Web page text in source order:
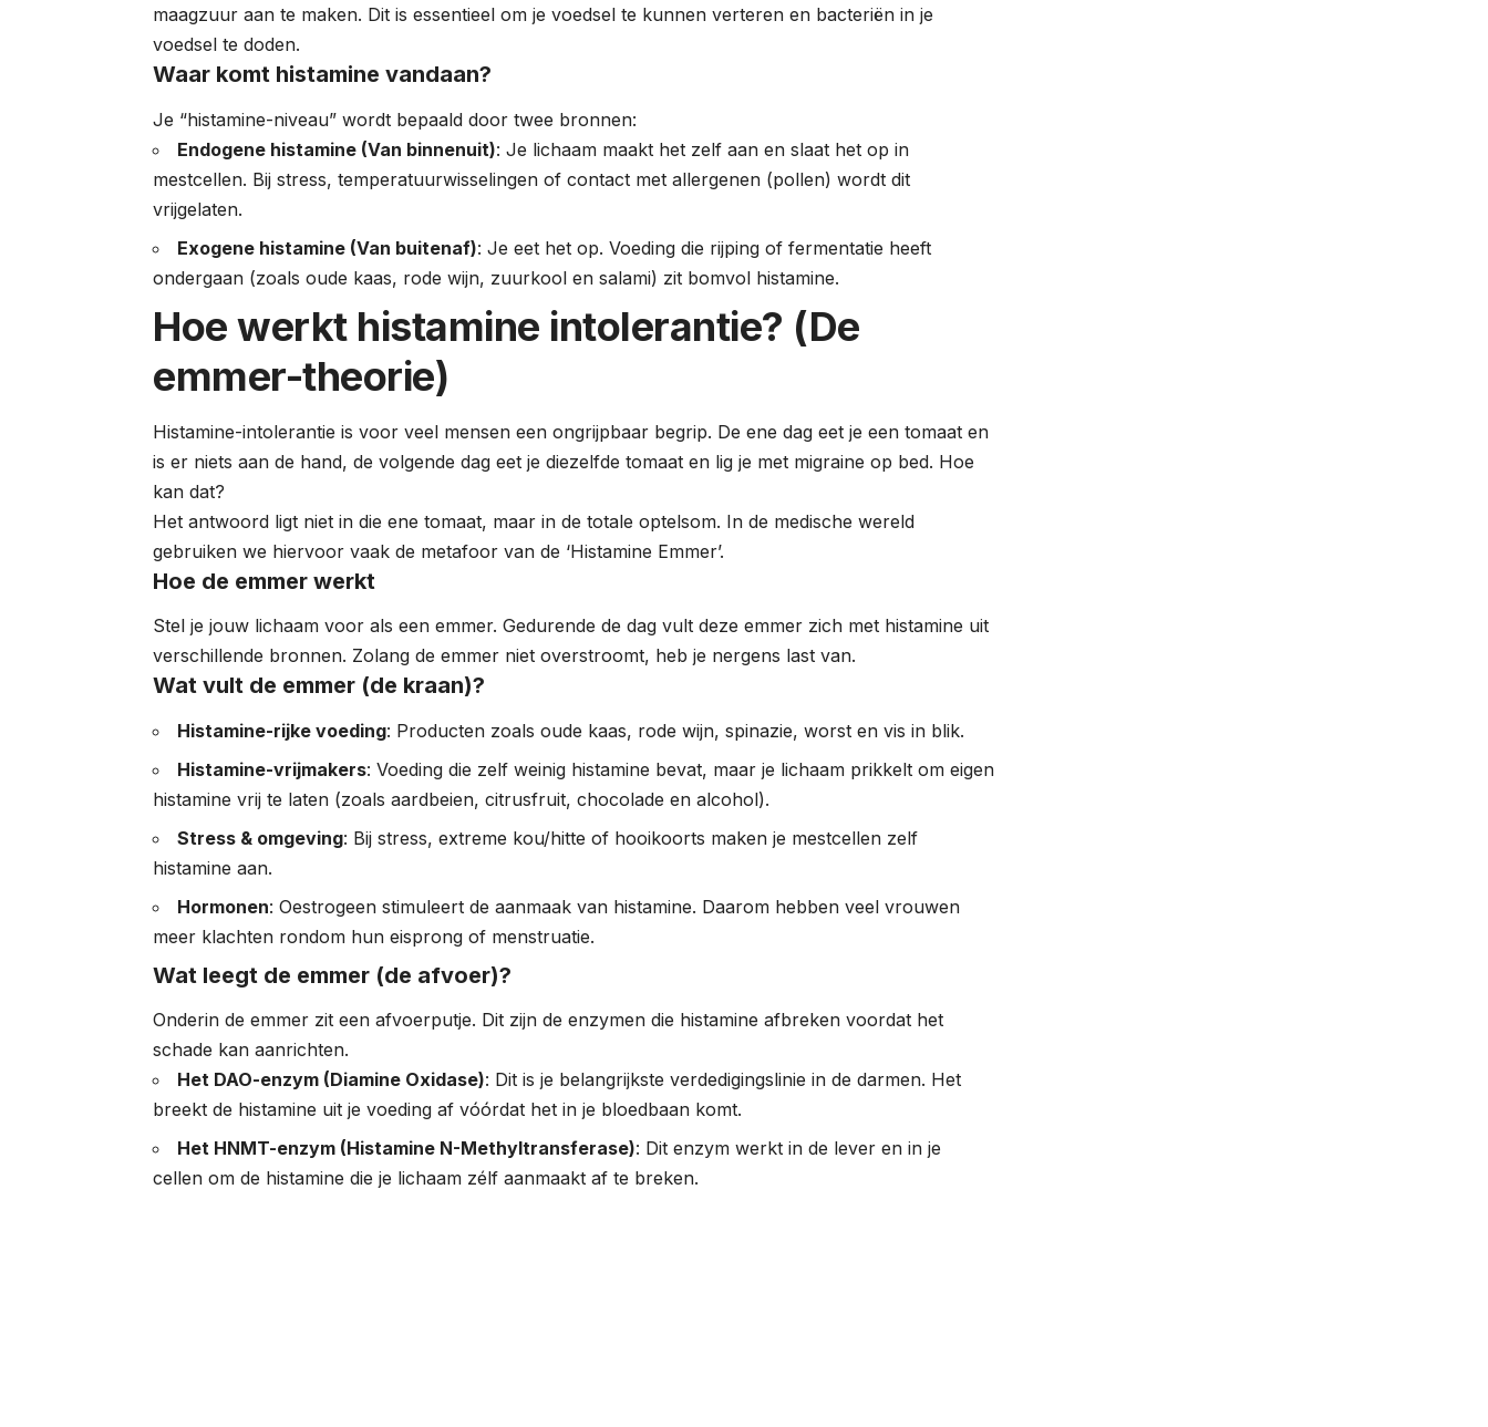
maagzuur aan te maken. Dit is essentieel om je voedsel te kunnen verteren en bacteriën in je
voedsel te doden.
Waar komt histamine vandaan?
Je “histamine-niveau” wordt bepaald door twee bronnen:
Endogene histamine (Van binnenuit): Je lichaam maakt het zelf aan en slaat het op in
mestcellen. Bij stress, temperatuurwisselingen of contact met allergenen (pollen) wordt dit
vrijgelaten.
Exogene histamine (Van buitenaf): Je eet het op. Voeding die rijping of fermentatie heeft
ondergaan (zoals oude kaas, rode wijn, zuurkool en salami) zit bomvol histamine.
Hoe werkt histamine intolerantie? (De
emmer-theorie)
Histamine-intolerantie is voor veel mensen een ongrijpbaar begrip. De ene dag eet je een tomaat en
is er niets aan de hand, de volgende dag eet je diezelfde tomaat en lig je met migraine op bed. Hoe
kan dat?
Het antwoord ligt niet in die ene tomaat, maar in de totale optelsom. In de medische wereld
gebruiken we hiervoor vaak de metafoor van de ‘Histamine Emmer’.
Hoe de emmer werkt
Stel je jouw lichaam voor als een emmer. Gedurende de dag vult deze emmer zich met histamine uit
verschillende bronnen. Zolang de emmer niet overstroomt, heb je nergens last van.
Wat vult de emmer (de kraan)?
Histamine-rijke voeding: Producten zoals oude kaas, rode wijn, spinazie, worst en vis in blik.
Histamine-vrijmakers: Voeding die zelf weinig histamine bevat, maar je lichaam prikkelt om eigen
histamine vrij te laten (zoals aardbeien, citrusfruit, chocolade en alcohol).
Stress & omgeving: Bij stress, extreme kou/hitte of hooikoorts maken je mestcellen zelf
histamine aan.
Hormonen: Oestrogeen stimuleert de aanmaak van histamine. Daarom hebben veel vrouwen
meer klachten rondom hun eisprong of menstruatie.
Wat leegt de emmer (de afvoer)?
Onderin de emmer zit een afvoerputje. Dit zijn de enzymen die histamine afbreken voordat het
schade kan aanrichten.
Het DAO-enzym (Diamine Oxidase): Dit is je belangrijkste verdedigingslinie in de darmen. Het
breekt de histamine uit je voeding af vóórdat het in je bloedbaan komt.
Het HNMT-enzym (Histamine N-Methyltransferase): Dit enzym werkt in de lever en in je
cellen om de histamine die je lichaam zélf aanmaakt af te breken.